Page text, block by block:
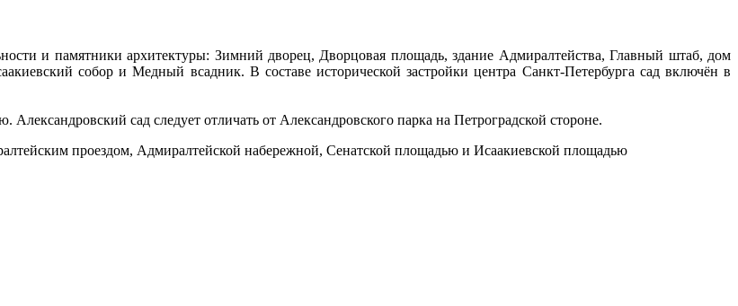
и памятники архитектуры: Зимний дворец, Дворцовая площадь, здание Адмиралтейства, Главный штаб, дом
собор и Медный всадник. В составе исторической застройки центра Санкт-Петербурга сад включён в
сад следует отличать от Александровского парка на Петроградской стороне.
проездом, Адмиралтейской набережной, Сенатской площадью и Исаакиевской площадью